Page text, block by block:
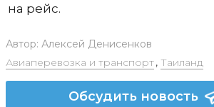
на рейс.
Автор: Алексей Денисенков
Авиаперевозка и транспорт, Таиланд
Обсудить новость